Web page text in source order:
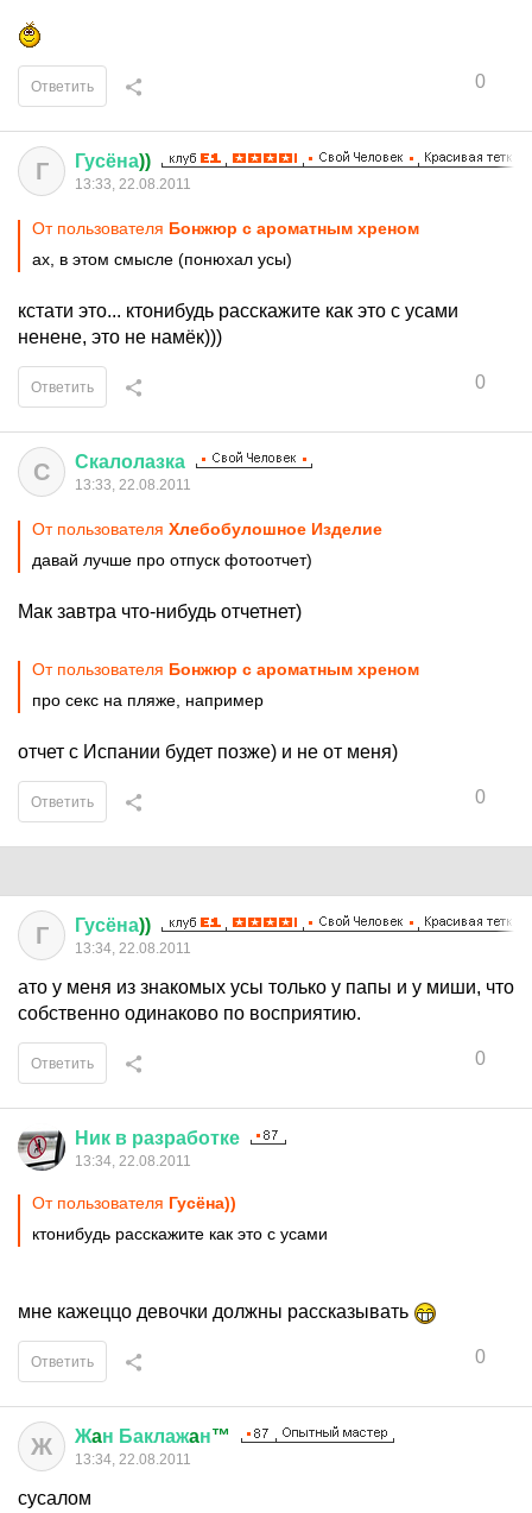
0
Ответить
Г Гусёна))
13:33, 22.08.2011
От пользователя Бонжюр с ароматным хреном
ах, в этом смысле (понюхал усы)
кстати это... ктонибудь расскажите как это с усами
ненене, это не намёк)))
0
Ответить
С Скалолазка
13:33, 22.08.2011
От пользователя Хлебобулошное Изделие
давай лучше про отпуск фотоотчет)
Мак завтра что-нибудь отчетнет)
От пользователя Бонжюр с ароматным хреном
про секс на пляже, например
отчет с Испании будет позже) и не от меня)
0
Ответить
Г Гусёна))
13:34, 22.08.2011
ато у меня из знакомых усы только у папы и у миши, что
собственно одинаково по восприятию.
0
Ответить
Ник в разработке
13:34, 22.08.2011
От пользователя Гусёна))
ктонибудь расскажите как это с усами
мне кажеццо девочки должны рассказывать
0
Ответить
Ж Жaн Баклажaн™
13:34, 22.08.2011
сусалом